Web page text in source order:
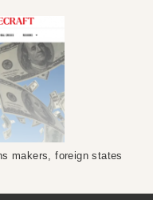
makers, foreign states